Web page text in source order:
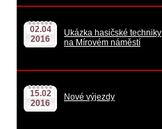
02.04
2016
Ukázka hasičské techniky
na Mírovém náměstí
15.02
2016
Nové výjezdy